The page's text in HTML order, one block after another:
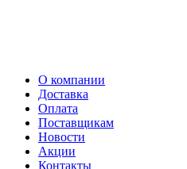
О компании
Доставка
Оплата
Поставщикам
Новости
Акции
Контакты